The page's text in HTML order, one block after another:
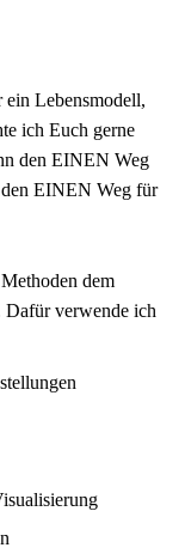
ein Lebensmodell,
ich Euch gerne
den EINEN Weg
EINEN Weg für
dem
verwende ich